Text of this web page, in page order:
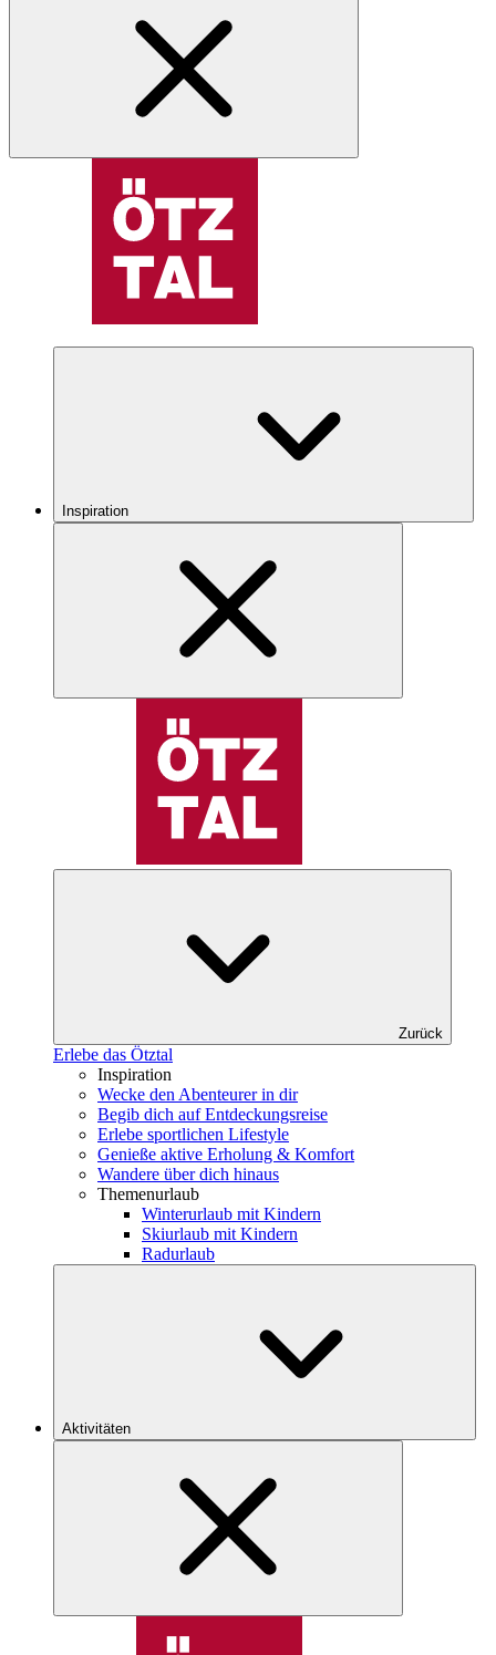
Inspiration
Zurück
Erlebe das Ötztal
Inspiration
Wecke den Abenteurer in dir
Begib dich auf Entdeckungsreise
Erlebe sportlichen Lifestyle
Genieße aktive Erholung & Komfort
Wandere über dich hinaus
Themenurlaub
Winterurlaub mit Kindern
Skiurlaub mit Kindern
Radurlaub
Aktivitäten